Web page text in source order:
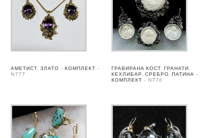
АМЕТИСТ, ЗЛАТО – КОМПЛЕКТ –
N777
ГРАВИРАНА КОСТ, ГРАНАТИ,
КЕХЛИБАР, СРЕБРО, ПАТИНА –
КОМПЛЕКТ – N776